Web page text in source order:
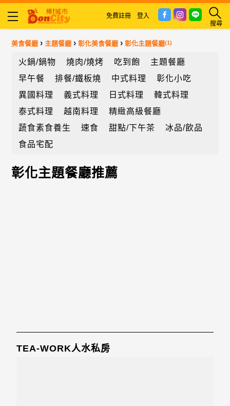
搜尋
免費註冊 登入
美食餐廳 › 主題餐廳 ›彰化美食餐廳 ›彰化主題餐廳(1)
火鍋/鍋物 燒肉/燒烤 吃到飽
主題餐廳
早午餐
排餐/鐵板燒 中式料理
彰化小吃
異國料理
義式料理 日式料理
韓式料理
泰式料理
越南料理
精緻高級餐廳
蔬食素食養生
速食 甜點/下午茶
冰品/飲品
食品宅配
彰化主題餐廳推薦
TEA-WORK人水私房